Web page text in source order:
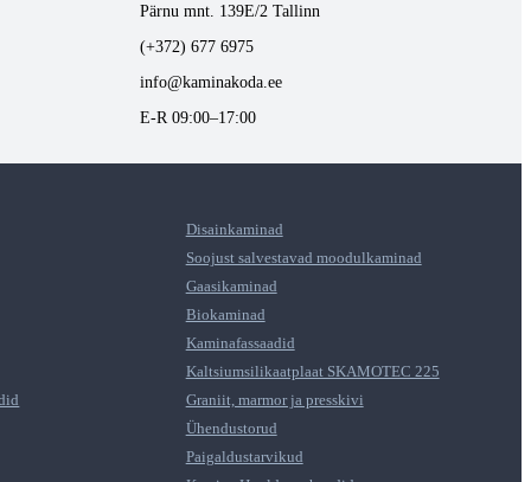
Pärnu mnt. 139E/2 Tallinn
(+372) 677 6975
info@kaminakoda.ee
E-R 09:00–17:00
Disainkaminad
Soojust salvestavad moodulkaminad
Gaasikaminad
Biokaminad
Kaminafassaadid
Kaltsiumsilikaatplaat SKAMOTEC 225
Graniit, marmor ja presskivi
Ühendustorud
Paigaldustarvikud